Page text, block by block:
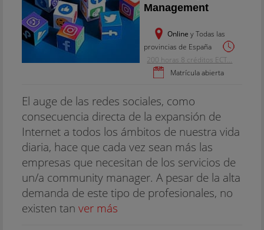
Management
Online y Todas las
provincias de España
200 horas 8 créditos ECT...
Matrícula abierta
El auge de las redes sociales, como
consecuencia directa de la expansión de
Internet a todos los ámbitos de nuestra vida
diaria, hace que cada vez sean más las
empresas que necesitan de los servicios de
un/a community manager. A pesar de la alta
demanda de este tipo de profesionales, no
existen tan ver más